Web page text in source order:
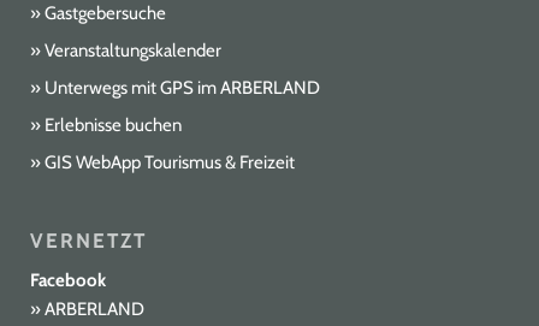
Gastgebersuche
Veranstaltungskalender
Unterwegs mit GPS im ARBERLAND
Erlebnisse buchen
GIS WebApp Tourismus & Freizeit
VERNETZT
Facebook
ARBERLAND